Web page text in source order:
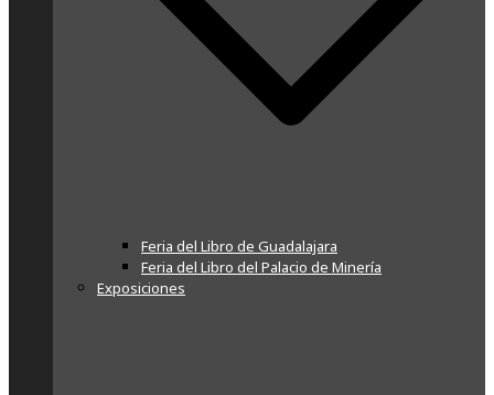
Feria del Libro de Guadalajara
Feria del Libro del Palacio de Minería
Exposiciones